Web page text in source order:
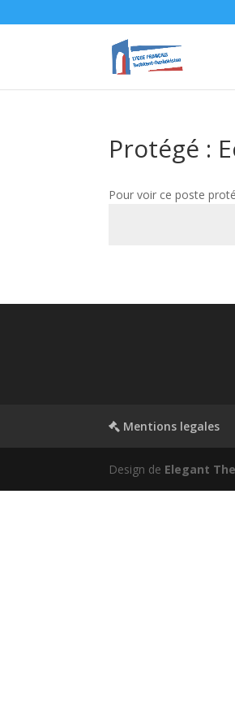
Protégé :
Pour voir ce poste
Mentions legales
Design de Elegant